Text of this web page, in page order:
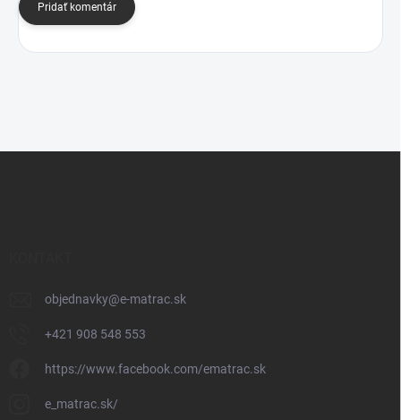
Pridať komentár
objednavky@e-matrac.sk
+421 908 548 553
https://www.facebook.com/ematrac.sk
e_matrac.sk/